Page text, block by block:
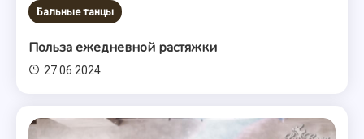
Бальные танцы
Польза ежедневной растяжки
27.06.2024